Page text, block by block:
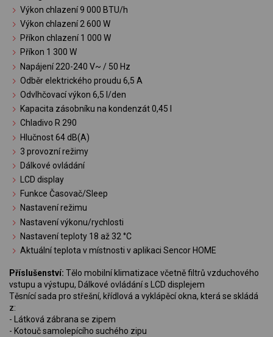
Výkon chlazení 9 000 BTU/h
Výkon chlazení 2 600 W
Příkon chlazení 1 000 W
Příkon 1 300 W
Napájení 220-240 V~ / 50 Hz
Odběr elektrického proudu 6,5 A
Odvlhčovací výkon 6,5 l/den
Kapacita zásobníku na kondenzát 0,45 l
Chladivo R 290
Hlučnost 64 dB(A)
3 provozní režimy
Dálkové ovládání
LCD display
Funkce Časovač/Sleep
Nastavení režimu
Nastavení výkonu/rychlosti
Nastavení teploty 18 až 32 °C
Aktuální teplota v místnosti v aplikaci Sencor HOME
Příslušenství: Tělo mobilní klimatizace včetně filtrů vzduchového
vstupu a výstupu, Dálkové ovládání s LCD displejem
Těsnící sada pro střešní, křídlová a vyklápěcí okna, která se skládá
z:
- Látková zábrana se zipem
- Kotouč samolepícího suchého zipu